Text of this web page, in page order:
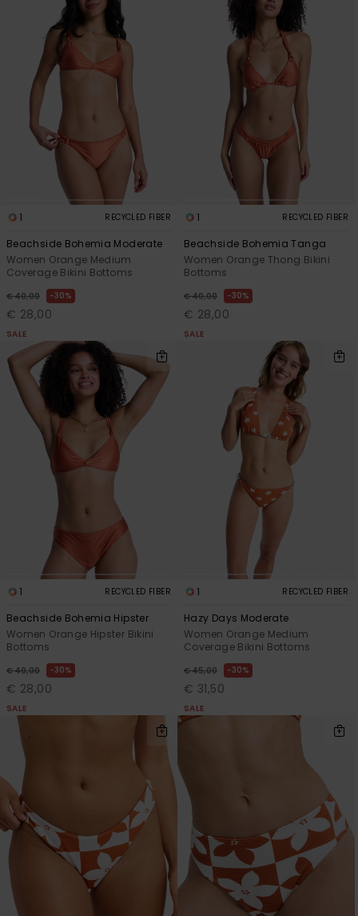
1 RECYCLED FIBER
Beachside Bohemia Moderate
Women Orange Medium
Coverage Bikini Bottoms
€ 40,00 30%
€ 28,00
SALE
1 RECYCLED FIBER
Beachside Bohemia Tanga
Women Orange Thong Bikini
Bottoms
€ 40,00 30%
€ 28,00
SALE
1 RECYCLED FIBER
Beachside Bohemia Hipster
Women Orange Hipster Bikini
Bottoms
€ 40,00 30%
€ 28,00
SALE
1 RECYCLED FIBER
Hazy Days Moderate
Women Orange Medium
Coverage Bikini Bottoms
€ 45,00 30%
€ 31,50
SALE